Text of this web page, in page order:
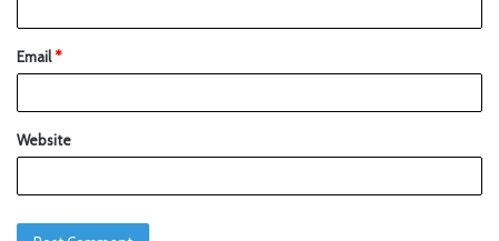
Email*
Website